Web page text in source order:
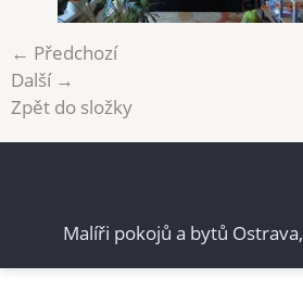
← Předchozí
Další →
Zpět do složky
Malíři pokojů a bytů